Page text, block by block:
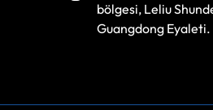
bölgesi, Leliu
Guangdong Eyaleti.